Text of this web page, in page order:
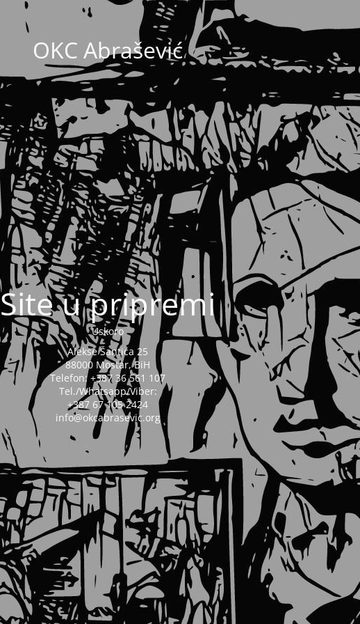
OKC Abrašević
Site u pripremi
Uskoro
Alekse Šantića 25
88000 Mostar, BiH
Telefon: +387 36 561 107
Tel./Whatsapp/Viber:
+387 67 105 2424
info@okcabrasevic.org